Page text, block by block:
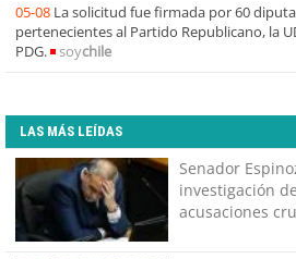
05-08 La solicitud fue firmada por 60
pertenecientes al Partido Republicano, la
PDG.
soychile
LAS MÁS LEÍDAS
Senador
investigación
acusaciones